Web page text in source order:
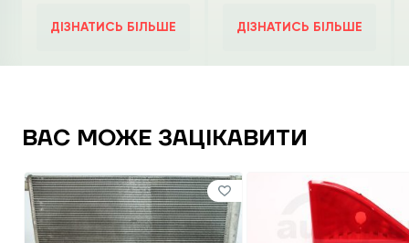
ДІЗНАТИСЬ БІЛЬШЕ ДІЗНАТИСЬ БІЛЬШЕ
ВАС МОЖЕ ЗАЦІКАВИТИ